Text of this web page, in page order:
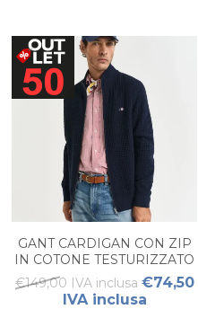
GANT CARDIGAN CON ZIP
IN COTONE TESTURIZZATO
UOMO
€149,00 IVA inclusa €74,50
IVA inclusa